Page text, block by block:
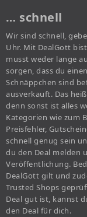
… schnell
Wir sind schnell,
Uhr. Mit DealGott
musst weder lange
sorgen, dass du
Schnäppchen sind
ausverkauft. Das
denn sonst ist alles
Kategorien wie zum
Preisfehler,
schnell genug sein
du den Deal melden
Veröffentlichung.
DealGott gilt und
Trusted Shops
Deal gut ist, kannst
den Deal für dich.